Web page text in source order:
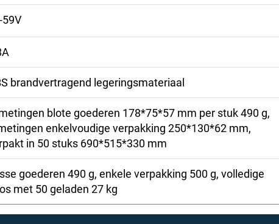
59V
brandvertragend legeringsmateriaal
blote goederen 178*75*57 mm per stuk 490 g,
enkelvoudige verpakking 250*130*62 mm,
in 50 stuks 690*515*330 mm
goederen 490 g, enkele verpakking 500 g, volledige
met 50 geladen 27 kg